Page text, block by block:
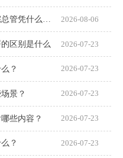
十大物业管理软件排名怎么看？宅总管凭什么能进榜？ 2026-08-06
区别是什么 2026-07-23
？ 2026-07-23
景？ 2026-07-23
些内容？ 2026-07-23
？ 2026-07-23